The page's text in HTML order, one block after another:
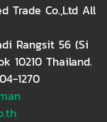
Trade Co.,Ltd All
Rangsit 56 (Si
10210 Thailand.
1270